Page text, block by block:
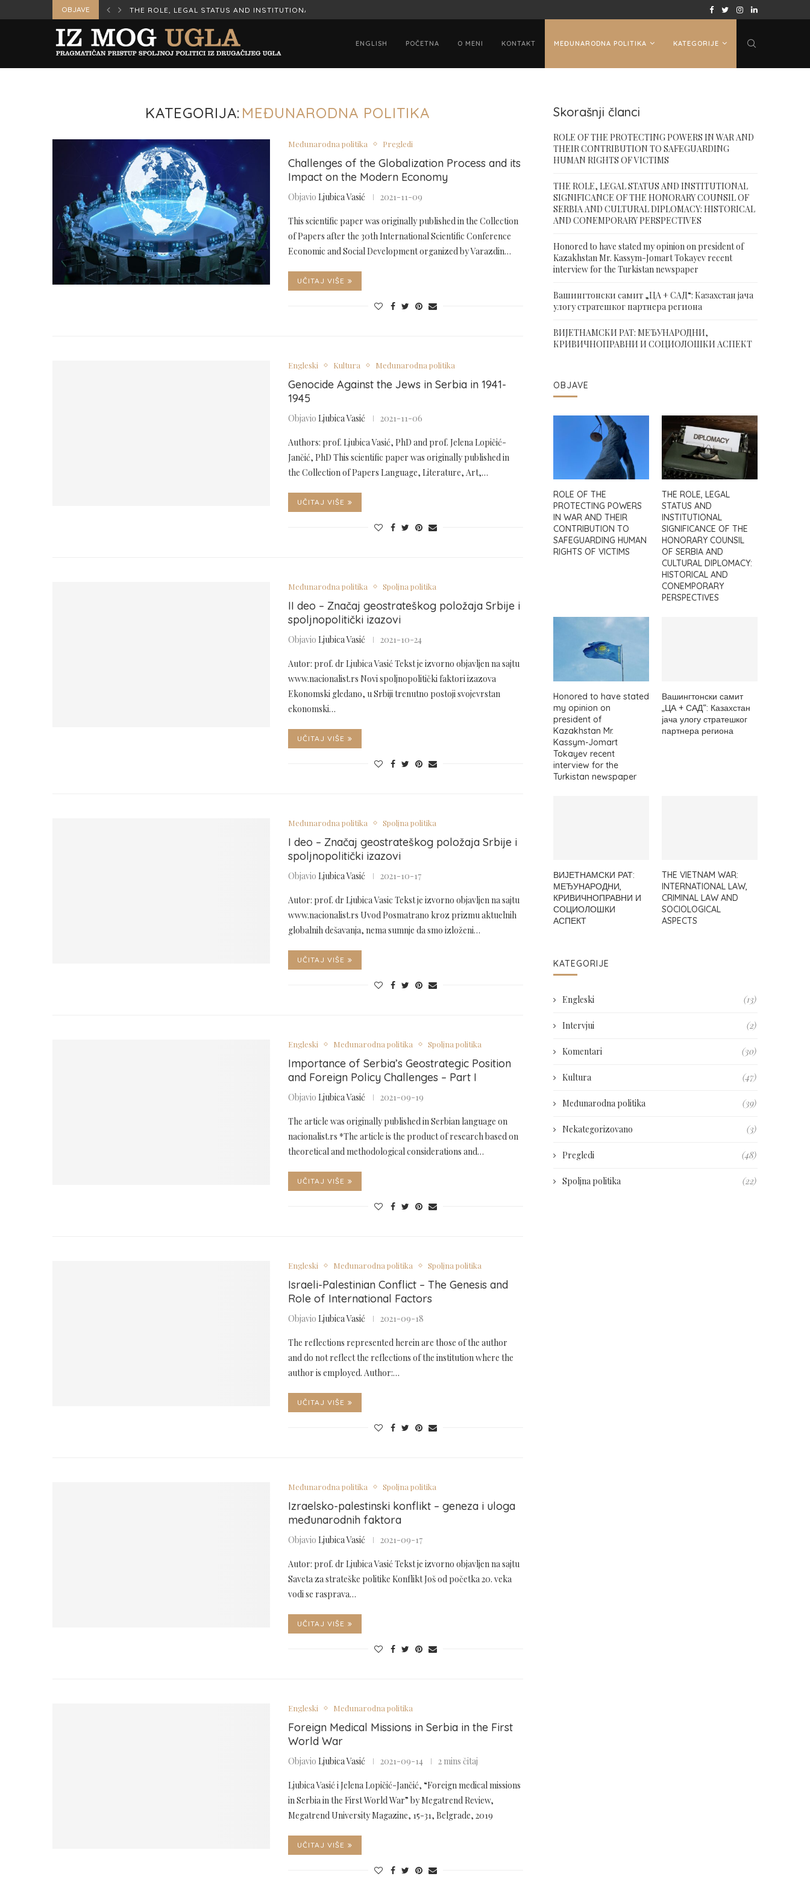
OBJAVE
IN WAR AND... THE ROLE, LEGAL STATUS AND INSTITUTIONAL SIGNIFICANCE OF... ВАШИНГТОНСКИ САМИТ „ЦА + САД“:
ENGLISH POČETNA O MENI KONTAKT MEĐUNARODNA POLITIKA KATEGORIJE
KATEGORIJA: MEĐUNARODNA POLITIKA
Međunarodna politika Pregledi
Challenges of the Globalization Process and its
Impact on the Modern Economy
ObjavioLjubica Vasić 2021-11-09
This scientific paper was originally published in the Collection
of Papers after the 30th International Scientific Conference
Economic and Social Development organized by Varazdin…
UČITAJ VIŠE
Engleski Kultura Međunarodna politika
Genocide Against the Jews in Serbia in 1941-
1945
ObjavioLjubica Vasić 2021-11-06
Authors: prof. Ljubica Vasić, PhD and prof. Jelena Lopičić-
Jančić, PhD This scientific paper was originally published in
the Collection of Papers Language, Literature, Art,…
UČITAJ VIŠE
Međunarodna politika Spoljna politika
II deo – Značaj geostrateškog položaja Srbije i
spoljnopolitički izazovi
ObjavioLjubica Vasić 2021-10-24
Autor: prof. dr Ljubica Vasić Tekst je izvorno objavljen na sajtu
www.nacionalist.rs Novi spoljnopolitički faktori izazova
Ekonomski gledano, u Srbiji trenutno postoji svojevrstan
ekonomski…
UČITAJ VIŠE
Međunarodna politika Spoljna politika
I deo – Značaj geostrateškog položaja Srbije i
spoljnopolitički izazovi
ObjavioLjubica Vasić 2021-10-17
Autor: prof. dr Ljubica Vasic Tekst je izvorno objavljen na sajtu
www.nacionalist.rs Uvod Posmatrano kroz prizmu aktuelnih
globalnih dešavanja, nema sumnje da smo izloženi…
UČITAJ VIŠE
Engleski Međunarodna politika Spoljna politika
Importance of Serbia’s Geostrategic Position
and Foreign Policy Challenges – Part I
ObjavioLjubica Vasić 2021-09-19
The article was originally published in Serbian language on
nacionalist.rs *The article is the product of research based on
theoretical and methodological considerations and…
UČITAJ VIŠE
Engleski Međunarodna politika Spoljna politika
Israeli-Palestinian Conflict – The Genesis and
Role of International Factors
ObjavioLjubica Vasić 2021-09-18
The reflections represented herein are those of the author
and do not reflect the reflections of the institution where the
author is employed. Author:…
UČITAJ VIŠE
Međunarodna politika Spoljna politika
Izraelsko-palestinski konflikt – geneza i uloga
međunarodnih faktora
ObjavioLjubica Vasić 2021-09-17
Autor: prof. dr Ljubica Vasić Tekst je izvorno objavljen na sajtu
Saveta za strateške politike Konflikt Još od početka 20. veka
vodi se rasprava…
UČITAJ VIŠE
Engleski Međunarodna politika
Foreign Medical Missions in Serbia in the First
World War
ObjavioLjubica Vasić 2021-09-14 2 mins čitaj
Ljubica Vasić i Jelena Lopičić-Jančić, “Foreign medical missions
in Serbia in the First World War” by Megatrend Review,
Megatrend University Magazine, 15-31, Belgrade, 2019
UČITAJ VIŠE
Skorašnji članci
ROLE OF THE PROTECTING POWERS IN WAR AND
THEIR CONTRIBUTION TO SAFEGUARDING
HUMAN RIGHTS OF VICTIMS
THE ROLE, LEGAL STATUS AND INSTITUTIONAL
SIGNIFICANCE OF THE HONORARY COUNSIL OF
SERBIA AND CULTURAL DIPLOMACY: HISTORICAL
AND CONEMPORARY PERSPECTIVES
Honored to have stated my opinion on president of
Kazakhstan Mr. Kassym-Jomart Tokayev recent
interview for the Turkistan newspaper
Вашингтонски самит „ЦА + САД“: Казахстан јача
улогу стратешког партнера региона
ВИЈЕТНАМСКИ РАТ: МЕЂУНАРОДНИ,
КРИВИЧНОПРАВНИ И СОЦИОЛОШКИ АСПЕКТ
OBJAVE
ROLE OF THE
PROTECTING POWERS
IN WAR AND THEIR
CONTRIBUTION TO
SAFEGUARDING HUMAN
RIGHTS OF VICTIMS
THE ROLE, LEGAL
STATUS AND
INSTITUTIONAL
SIGNIFICANCE OF THE
HONORARY COUNSIL
OF SERBIA AND
CULTURAL DIPLOMACY:
HISTORICAL AND
CONEMPORARY
PERSPECTIVES
Honored to have stated
my opinion on
president of
Kazakhstan Mr.
Kassym-Jomart
Tokayev recent
interview for the
Turkistan newspaper
Вашингтонски самит
„ЦА + САД“: Казахстан
јача улогу стратешког
партнера региона
ВИЈЕТНАМСКИ РАТ:
МЕЂУНАРОДНИ,
КРИВИЧНОПРАВНИ И
СОЦИОЛОШКИ
АСПЕКТ
THE VIETNAM WAR:
INTERNATIONAL LAW,
CRIMINAL LAW AND
SOCIOLOGICAL
ASPECTS
KATEGORIJE
Engleski (13)
Intervjui (2)
Komentari (30)
Kultura (47)
Međunarodna politika (39)
Nekategorizovano (3)
Pregledi (48)
Spoljna politika (22)